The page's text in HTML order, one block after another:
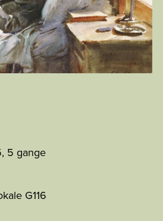
5 gange
G116